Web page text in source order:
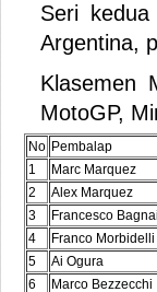
Seri
Argentina,
Klasemen
MotoGP,
No Pembalap
1
Marc Marquez
2
Alex Marquez
3
Francesco
4
Franco Morbidelli
5
Ai Ogura
6
Marco Bezzecchi